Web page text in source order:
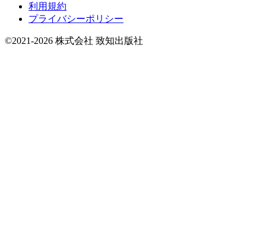
利用規約
プライバシーポリシー
©2021-2026 株式会社 致知出版社